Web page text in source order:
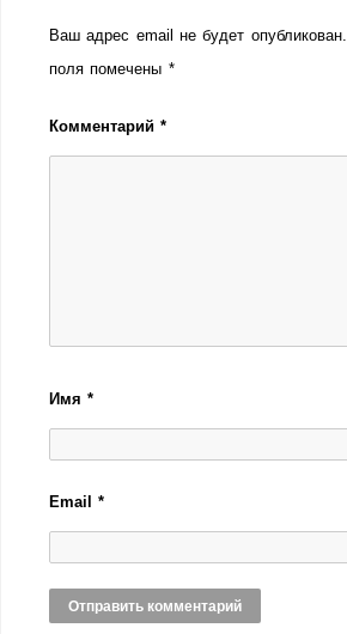
Ваш адрес email не будет опубликован.
поля помечены *
Комментарий*
Имя*
Email*